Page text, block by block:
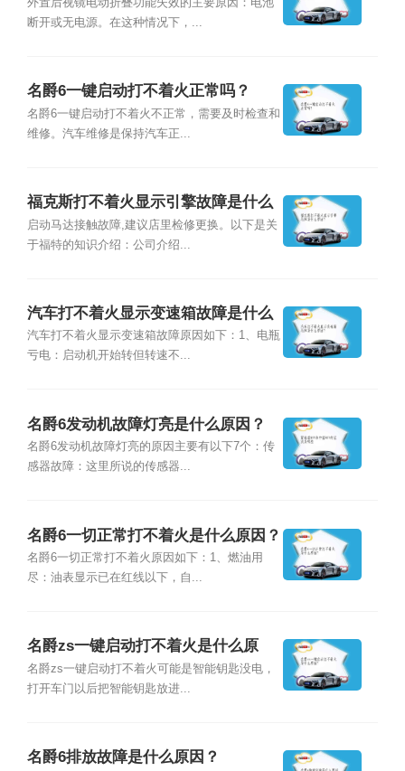
外置后视镜电动折叠功能失效的主要原因：电池
断开或无电源。在这种情况下，...
名爵6一键启动打不着火正常吗？
名爵6一键启动打不着火不正常，需要及时检查和
维修。汽车维修是保持汽车正...
福克斯打不着火显示引擎故障是什么
原因？
启动马达接触故障,建议店里检修更换。以下是关
于福特的知识介绍：公司介绍...
汽车打不着火显示变速箱故障是什么
原因？
汽车打不着火显示变速箱故障原因如下：1、电瓶
亏电：启动机开始转但转速不...
名爵6发动机故障灯亮是什么原因？
名爵6发动机故障灯亮的原因主要有以下7个：传
感器故障：这里所说的传感器...
名爵6一切正常打不着火是什么原因？
名爵6一切正常打不着火原因如下：1、燃油用
尽：油表显示已在红线以下，自...
名爵zs一键启动打不着火是什么原
因？
名爵zs一键启动打不着火可能是智能钥匙没电，
打开车门以后把智能钥匙放进...
名爵6排放故障是什么原因？